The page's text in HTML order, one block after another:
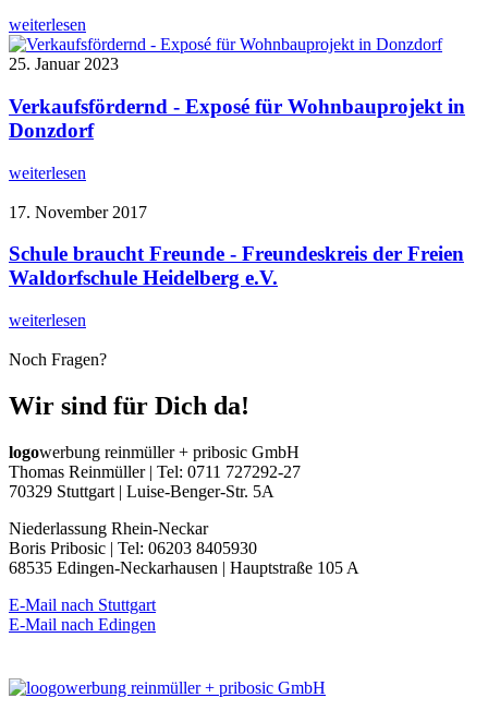
weiterlesen
25. Januar 2023
Verkaufsfördernd - Exposé für Wohnbauprojekt in
Donzdorf
weiterlesen
17. November 2017
Schule braucht Freunde - Freundeskreis der Freien
Waldorfschule Heidelberg e.V.
weiterlesen
Noch Fragen?
Wir sind für Dich da!
logowerbung reinmüller + pribosic GmbH
Thomas Reinmüller | Tel: 0711 727292-27
70329 Stuttgart | Luise-Benger-Str. 5A
Niederlassung Rhein-Neckar
Boris Pribosic | Tel: 06203 8405930
68535 Edingen-Neckarhausen | Hauptstraße 105 A
E-Mail nach Stuttgart
E-Mail nach Edingen